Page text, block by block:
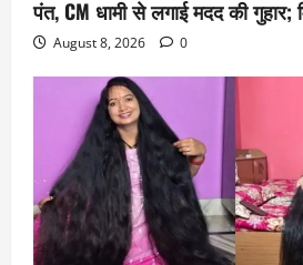
पंत, CM धामी से लगाई मदद की गुहार;
August 8, 2026 0